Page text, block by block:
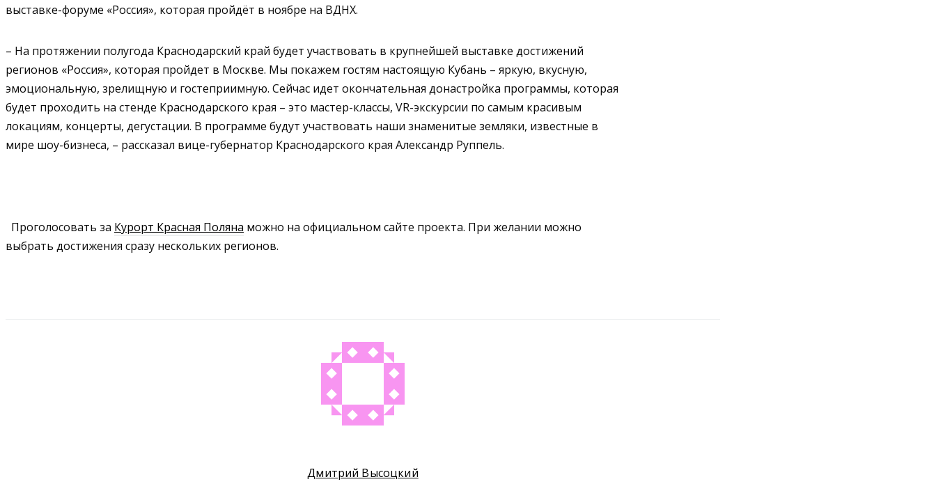
выставке-форуме «Россия», которая пройдёт в ноябре на ВДНХ.
– На протяжении полугода Краснодарский край будет участвовать в крупнейшей выставке достижений
регионов «Россия», которая пройдет в Москве. Мы покажем гостям настоящую Кубань – яркую, вкусную,
эмоциональную, зрелищную и гостеприимную. Сейчас идет окончательная донастройка программы, которая
будет проходить на стенде Краснодарского края – это мастер-классы, VR-экскурсии по самым красивым
локациям, концерты, дегустации. В программе будут участвовать наши знаменитые земляки, известные в
мире шоу-бизнеса, – рассказал вице-губернатор Краснодарского края Александр Руппель.
Проголосовать за Курорт Красная Поляна можно на официальном сайте проекта. При желании можно
выбрать достижения сразу нескольких регионов.
Дмитрий Высоцкий